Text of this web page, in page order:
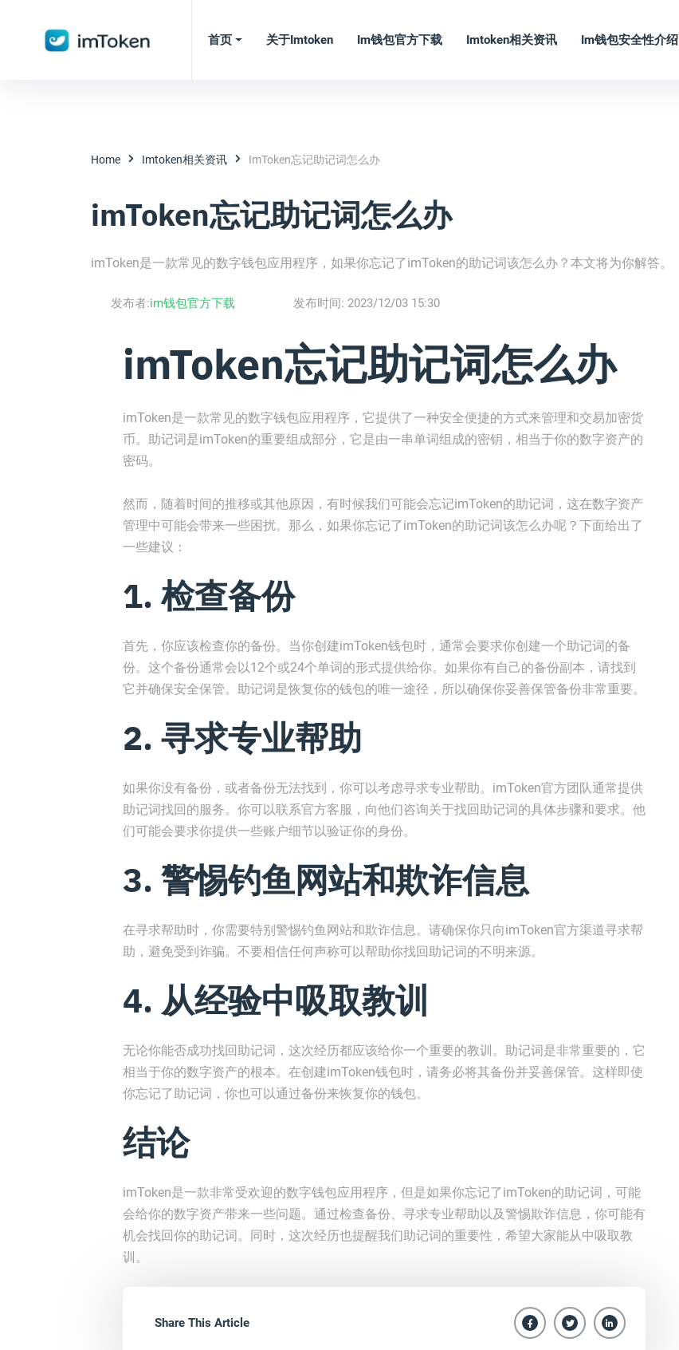
首页 关于imtoken Im钱包官方下载 Imtoken相关资讯 Im钱包安全性介绍
Home Imtoken相关资讯 ImToken忘记助记词怎么办
imToken忘记助记词怎么办
imToken是一款常见的数字钱包应用程序，如果你忘记了imToken的助记词该怎么办？本文将为你解答。
发布者:im钱包官方下载 发布时间: 2023/12/03 15:30
imToken忘记助记词怎么办
imToken是一款常见的数字钱包应用程序，它提供了一种安全便捷的方式来管理和交易加密货
币。助记词是imToken的重要组成部分，它是由一串单词组成的密钥，相当于你的数字资产的
密码。
然而，随着时间的推移或其他原因，有时候我们可能会忘记imToken的助记词，这在数字资产
管理中可能会带来一些困扰。那么，如果你忘记了imToken的助记词该怎么办呢？下面给出了
一些建议：
1. 检查备份
首先，你应该检查你的备份。当你创建imToken钱包时，通常会要求你创建一个助记词的备
份。这个备份通常会以12个或24个单词的形式提供给你。如果你有自己的备份副本，请找到
它并确保安全保管。助记词是恢复你的钱包的唯一途径，所以确保你妥善保管备份非常重要。
2. 寻求专业帮助
如果你没有备份，或者备份无法找到，你可以考虑寻求专业帮助。imToken官方团队通常提供
助记词找回的服务。你可以联系官方客服，向他们咨询关于找回助记词的具体步骤和要求。他
们可能会要求你提供一些账户细节以验证你的身份。
3. 警惕钓鱼网站和欺诈信息
在寻求帮助时，你需要特别警惕钓鱼网站和欺诈信息。请确保你只向imToken官方渠道寻求帮
助，避免受到诈骗。不要相信任何声称可以帮助你找回助记词的不明来源。
4. 从经验中吸取教训
无论你能否成功找回助记词，这次经历都应该给你一个重要的教训。助记词是非常重要的，它
相当于你的数字资产的根本。在创建imToken钱包时，请务必将其备份并妥善保管。这样即使
你忘记了助记词，你也可以通过备份来恢复你的钱包。
结论
imToken是一款非常受欢迎的数字钱包应用程序，但是如果你忘记了imToken的助记词，可能
会给你的数字资产带来一些问题。通过检查备份、寻求专业帮助以及警惕欺诈信息，你可能有
机会找回你的助记词。同时，这次经历也提醒我们助记词的重要性，希望大家能从中吸取教
训。
Share This Article